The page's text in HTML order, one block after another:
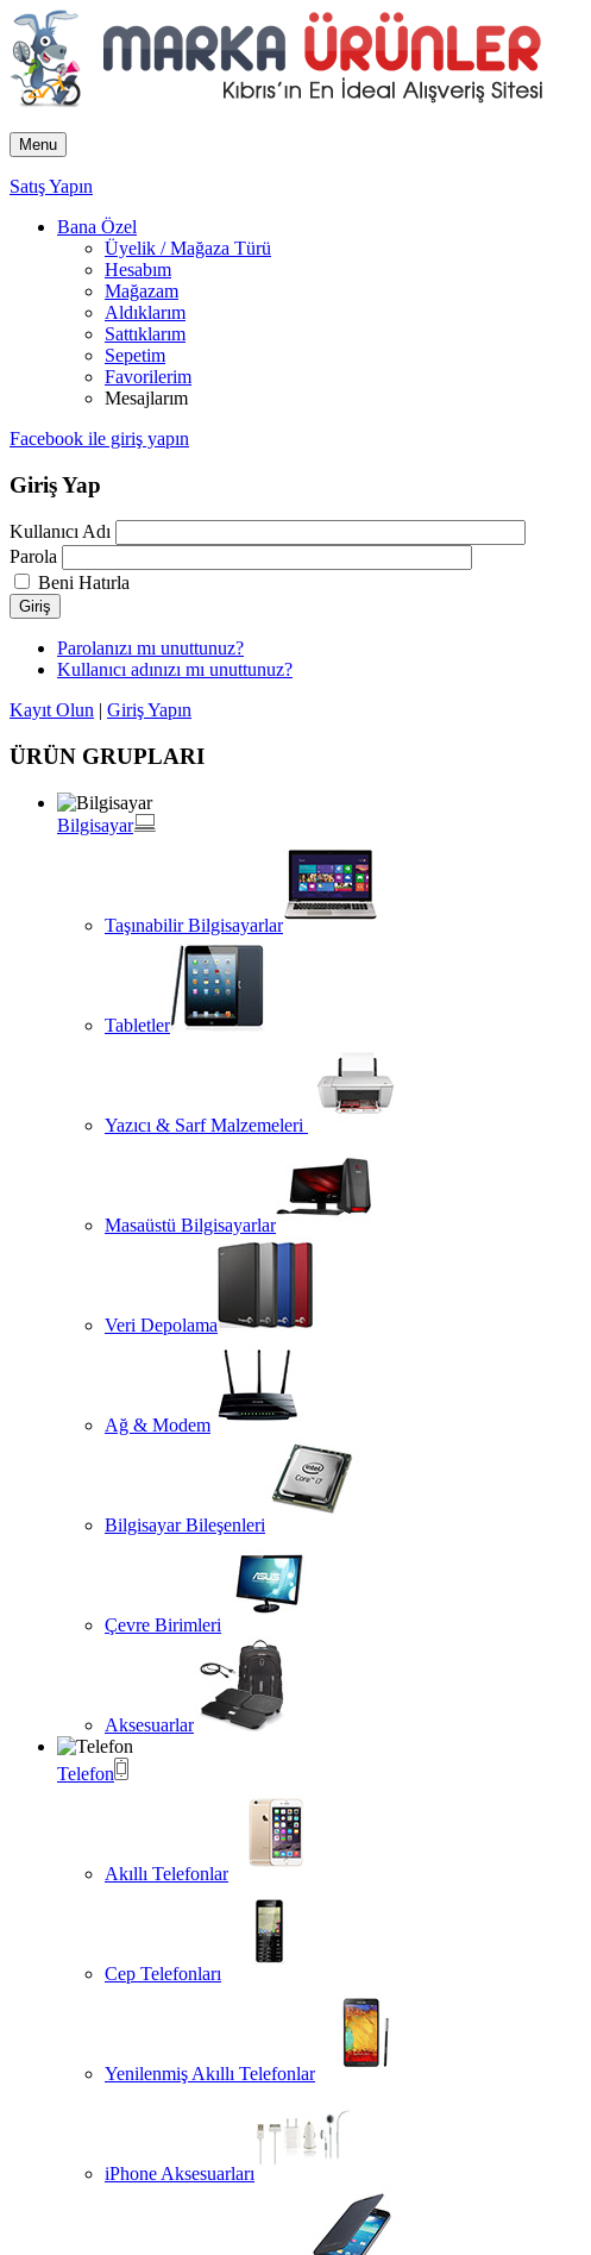
Menu
Satış Yapın
Bana Özel
Üyelik / Mağaza Türü
Hesabım
Mağazam
Aldıklarım
Sattıklarım
Sepetim
Favorilerim
Mesajlarım
Facebook ile giriş yapın
Giriş Yap
Kullanıcı Adı
Parola
Beni Hatırla
Giriş
Parolanızı mı unuttunuz?
Kullanıcı adınızı mı unuttunuz?
Kayıt Olun | Giriş Yapın
ÜRÜN GRUPLARI
Bilgisayar
Taşınabilir Bilgisayarlar
Tabletler
Yazıcı & Sarf Malzemeleri
Masaüstü Bilgisayarlar
Veri Depolama
Ağ & Modem
Bilgisayar Bileşenleri
Çevre Birimleri
Aksesuarlar
Telefon
Akıllı Telefonlar
Cep Telefonları
Yenilenmiş Akıllı Telefonlar
iPhone Aksesuarları